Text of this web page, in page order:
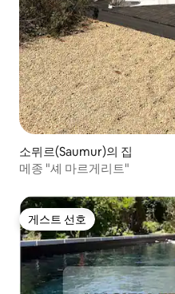
소뮈르(Saumur)의 집
메종 "셰 마르게리트"
게스트 선호
게스트 선호